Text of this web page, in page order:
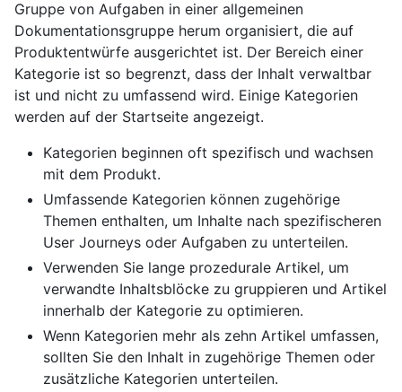
Gruppe von Aufgaben in einer allgemeinen
Dokumentationsgruppe herum organisiert, die auf
Produktentwürfe ausgerichtet ist. Der Bereich einer
Kategorie ist so begrenzt, dass der Inhalt verwaltbar
ist und nicht zu umfassend wird. Einige Kategorien
werden auf der Startseite angezeigt.
Kategorien beginnen oft spezifisch und wachsen
mit dem Produkt.
Umfassende Kategorien können zugehörige
Themen enthalten, um Inhalte nach spezifischeren
User Journeys oder Aufgaben zu unterteilen.
Verwenden Sie lange prozedurale Artikel, um
verwandte Inhaltsblöcke zu gruppieren und Artikel
innerhalb der Kategorie zu optimieren.
Wenn Kategorien mehr als zehn Artikel umfassen,
sollten Sie den Inhalt in zugehörige Themen oder
zusätzliche Kategorien unterteilen.